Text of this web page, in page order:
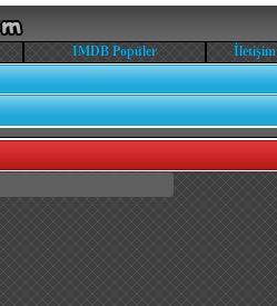
IMDB Popüler
İletişim